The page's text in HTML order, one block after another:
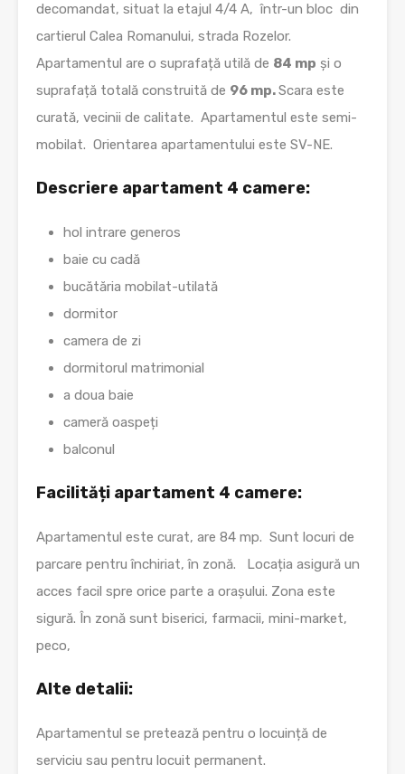
decomandat, situat la etajul 4/4 A, într-un bloc din
cartierul Calea Romanului, strada Rozelor.
Apartamentul are o suprafață utilă de 84 mp și o
suprafață totală construită de 96 mp.Scara este
curată, vecinii de calitate. Apartamentul este semi-
mobilat. Orientarea apartamentului este SV-NE.
Descriere apartament 4 camere:
hol intrare generos
baie cu cadă
bucătăria mobilat-utilată
dormitor
camera de zi
dormitorul matrimonial
a doua baie
cameră oaspeți
balconul
Facilități apartament 4 camere:
Apartamentul este curat, are 84 mp. Sunt locuri de
parcare pentru închiriat, în zonă. Locația asigură un
acces facil spre orice parte a orașului. Zona este
sigură. În zonă sunt biserici, farmacii, mini-market,
peco,
Alte detalii:
Apartamentul se pretează pentru o locuință de
serviciu sau pentru locuit permanent.